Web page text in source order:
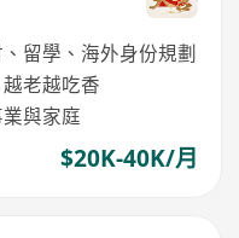
留學、海外身份規劃
老越吃香
與家庭
$20K-40K/月